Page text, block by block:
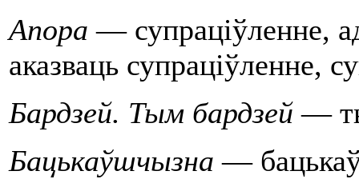
Апора — супрацiўленне,
аказваць супрацiўленне,
Бардзей. Тым бардзей—
Бацькаўшчызна —